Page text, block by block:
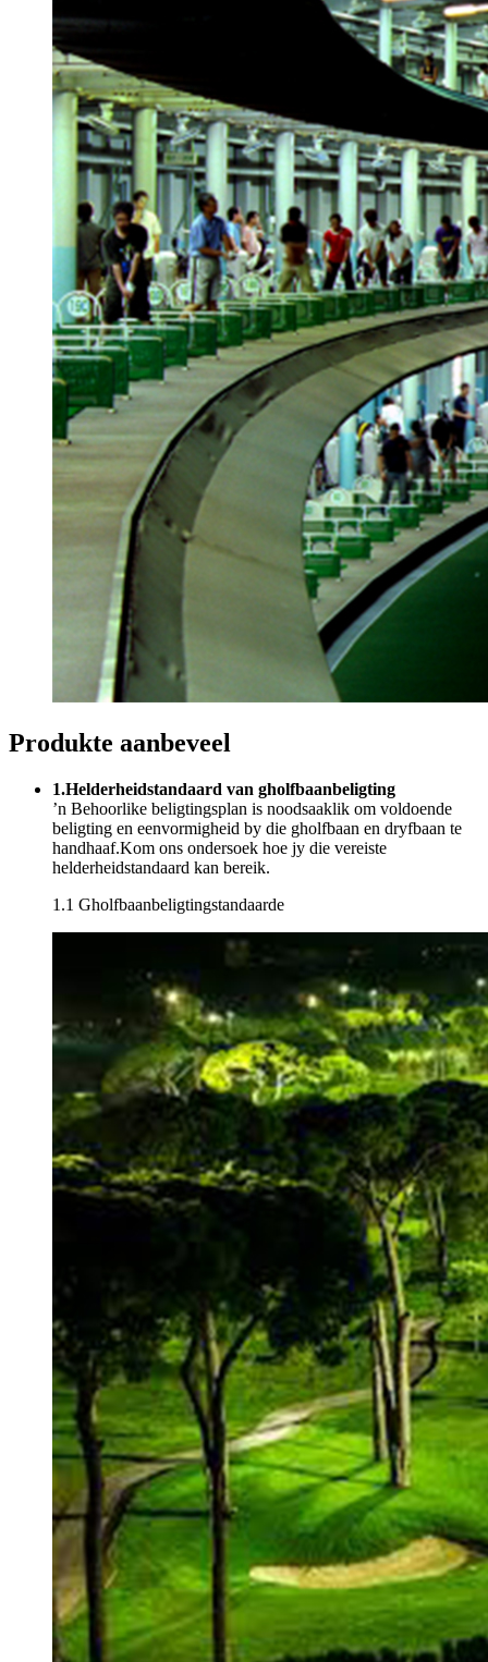
Produkte aanbeveel
1.Helderheidstandaard van gholfbaanbeligting
’n Behoorlike beligtingsplan is noodsaaklik om voldoende
beligting en eenvormigheid by die gholfbaan en dryfbaan te
handhaaf.Kom ons ondersoek hoe jy die vereiste
helderheidstandaard kan bereik.
1.1 Gholfbaanbeligtingstandaarde